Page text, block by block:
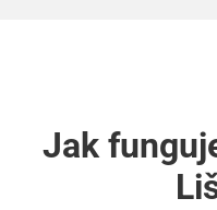
Jak